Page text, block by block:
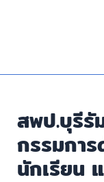
สพป.บุรีรั
กรรมการ
นักเรียน